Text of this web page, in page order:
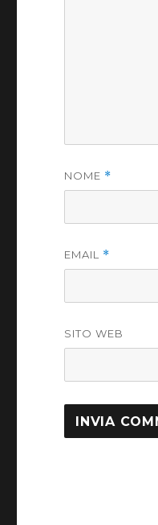
NOME *
EMAIL *
SITO WEB